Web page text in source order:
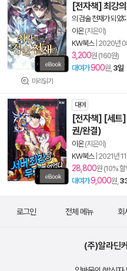
미리읽기
[전자책] 최강
의 검술 천재가 되었
이온(지은이)
KW북스| 2020년
3,200원 (160원)
대여가900원, 3일
대여
[전자책] [세트]
권/완결)
이온(지은이)
KW북스| 2021년
28,800원 (10%
대여가9,000원,
로그인 전체 메뉴 회
(주)알라딘